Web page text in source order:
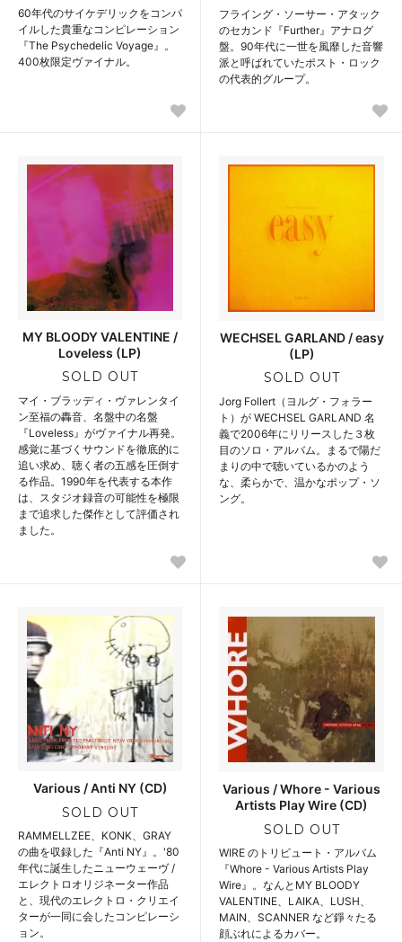
60年代のサイケデリックをコンパ
イルした貴重なコンピレーション
『The Psychedelic Voyage』。
400枚限定ヴァイナル。
フライング・ソーサー・アタック
のセカンド『Further』アナログ
盤。90年代に一世を風靡した音響
派と呼ばれていたポスト・ロック
の代表的グループ。
MY BLOODY VALENTINE /
Loveless (LP)
SOLD OUT
マイ・ブラッディ・ヴァレンタイ
ン至福の轟音、名盤中の名盤
『Loveless』がヴァイナル再発。
感覚に基づくサウンドを徹底的に
追い求め、聴く者の五感を圧倒す
る作品。1990年を代表する本作
は、スタジオ録音の可能性を極限
まで追求した傑作として評価され
ました。
WECHSEL GARLAND / easy
(LP)
SOLD OUT
Jorg Follert（ヨルグ・フォラー
ト）が WECHSEL GARLAND 名
義で2006年にリリースした３枚
目のソロ・アルバム。まるで陽だ
まりの中で聴いているかのよう
な、柔らかで、温かなポップ・ソ
ング。
Various / Anti NY (CD)
SOLD OUT
RAMMELLZEE、KONK、GRAY
の曲を収録した『Anti NY』。'80
年代に誕生したニューウェーヴ /
エレクトロオリジネーター作品
と、現代のエレクトロ・クリエイ
ターが一同に会したコンピレーシ
ョン。
Various / Whore - Various
Artists Play Wire (CD)
SOLD OUT
WIRE のトリビュート・アルバム
『Whore - Various Artists Play
Wire』。なんとMY BLOODY
VALENTINE、LAIKA、LUSH、
MAIN、SCANNER など錚々たる
顔ぶれによるカバー。